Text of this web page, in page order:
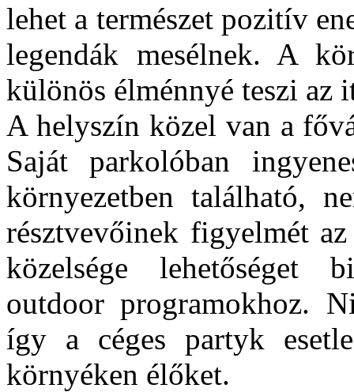
lehet a természet pozitív
legendák mesélnek. A
különös élménnyé teszi az
A helyszín közel van a
Saját parkolóban
környezetben található,
résztvevőinek figyelmét
közelsége lehetőséget
outdoor programokhoz.
így a céges partyk
környéken élőket.